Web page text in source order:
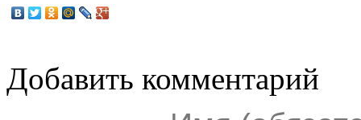
Добавить комментарий